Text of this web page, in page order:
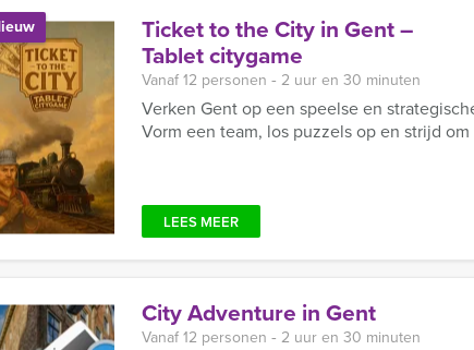
Ticket to the City in Gent –
Tablet citygame
Vanaf 12 personen ‐ 2 uur en 30 minuten
Verken Gent op een speelse en
Vorm een team, los puzzels op en strijd
LEES MEER
City Adventure in Gent
Vanaf 12 personen ‐ 2 uur en 30 minuten